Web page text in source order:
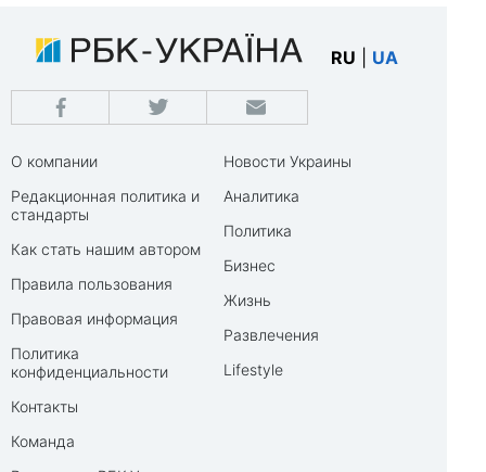
RU UA
О компании
Редакционная политика и
стандарты
Как стать нашим автором
Правила пользования
Правовая информация
Политика
конфиденциальности
Контакты
Команда
Новости Украины
Аналитика
Политика
Бизнес
Жизнь
Развлечения
Lifestyle